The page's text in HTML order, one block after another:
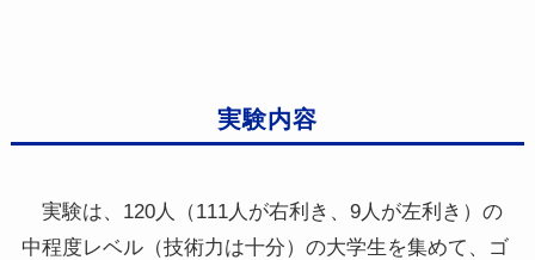
実験内容
実験は、120人（111人が右利き、9人が左利き）の
中程度レベル（技術力は十分）の大学生を集めて、ゴ